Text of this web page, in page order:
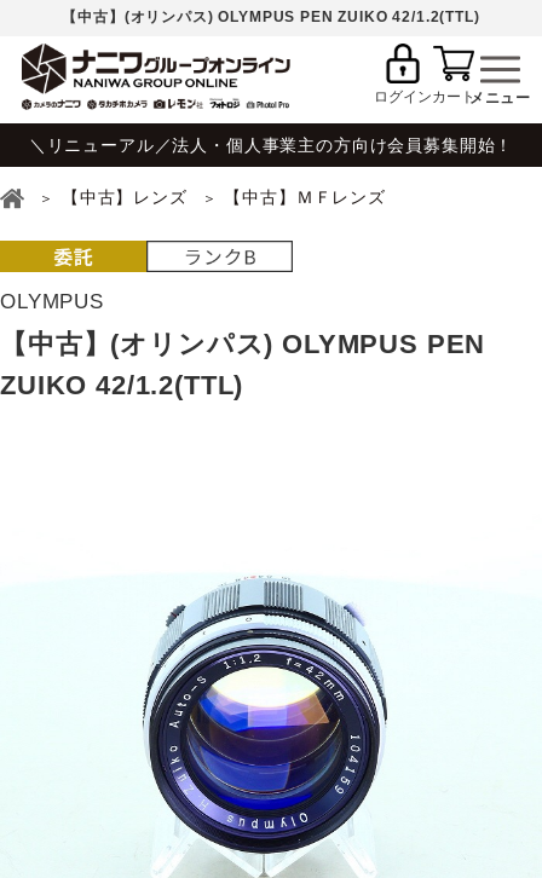
【中古】(オリンパス) OLYMPUS PEN ZUIKO 42/1.2(TTL)
ログインカート
＼リニューアル／法人・個人事業主の方向け会員募集開始！
【中古】レンズ 【中古】ＭＦレンズ
OLYMPUS
【中古】(オリンパス) OLYMPUS PEN
ZUIKO 42/1.2(TTL)